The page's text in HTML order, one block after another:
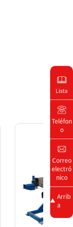
Lista
Teléfon
o
Correo
electró
nico
Arrib
a